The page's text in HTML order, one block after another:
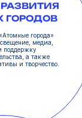
ГОРОДОВ
города»
медиа,
поддержку
а также
и творчество.